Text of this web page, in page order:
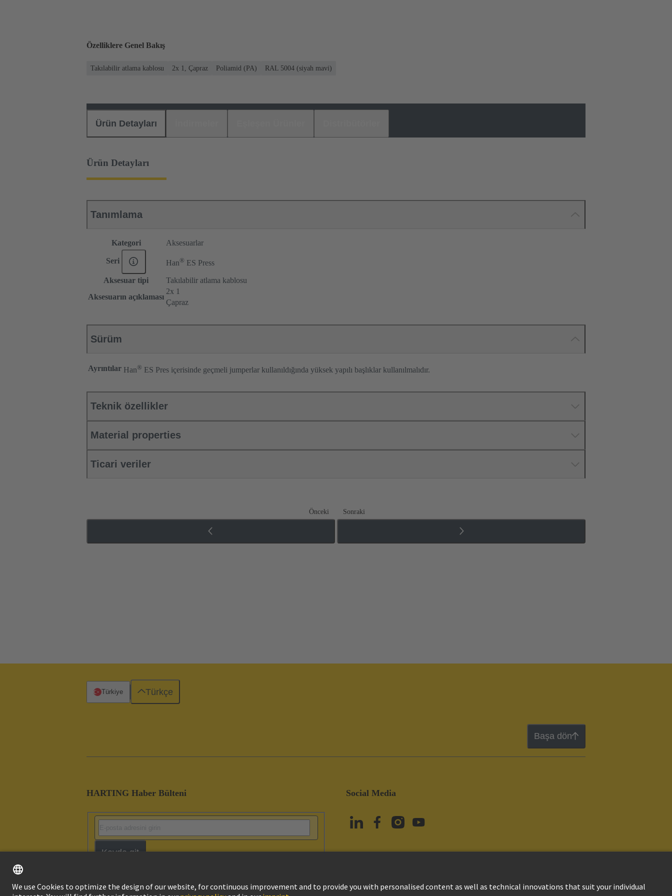
Özelliklere Genel Bakış
Takılabilir atlama kablosu 2x 1, Çapraz Poliamid (PA) RAL 5004 (siyah mavi)
Ürün Detayları
Ürün Detayları
Tanımlama
Kategori Aksesuarlar
Seri Han® ES Press
Aksesuar tipi
Takılabilir atlama kablosu
Aksesuarın açıklaması
2x 1
Çapraz
Sürüm
Ayrıntılar Han® ES Pres içerisinde geçmeli jumperlar kullanıldığında yüksek yapılı başlıklar kullanılmalıdır.
Teknik özellikler
Material properties
Ticari veriler
Önceki Sonraki
Başa dön
HARTING Haber Bülteni
Kayda git
Social Media
Türkiye Türkçe